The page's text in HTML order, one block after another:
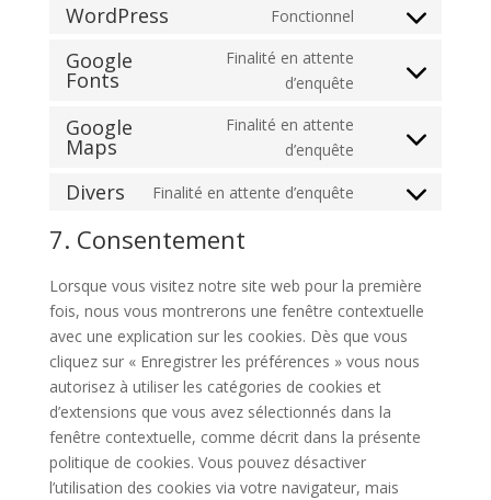
recaptcha
WordPress Fonctionnel
Consent
service
Google
Fonts
Finalité en attente
d’enquête
Consent
service
Google
Maps
Finalité en attente
d’enquête
Consent
service
Divers Finalité en attente d’enquête
Consent
divers
7. Consentement
Lorsque vous visitez notre site web pour la première
fois, nous vous montrerons une fenêtre contextuelle
avec une explication sur les cookies. Dès que vous
cliquez sur « Enregistrer les préférences » vous nous
autorisez à utiliser les catégories de cookies et
d’extensions que vous avez sélectionnés dans la
fenêtre contextuelle, comme décrit dans la présente
politique de cookies. Vous pouvez désactiver
l’utilisation des cookies via votre navigateur, mais